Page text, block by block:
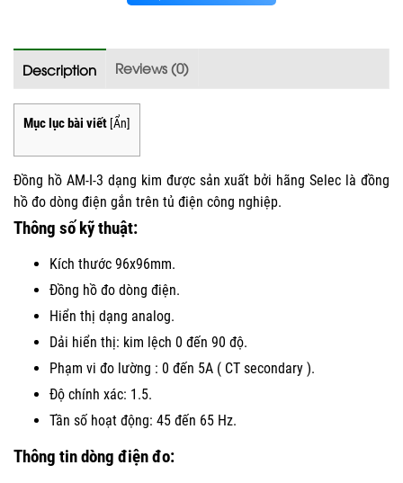
Description Reviews (0)
Mục lục bài viết [Ẩn]
Đồng hồ AM-I-3 dạng kim được sản xuất bởi hãng Selec là đồng
hồ đo dòng điện gắn trên tủ điện công nghiệp.
Thông số kỹ thuật:
Kích thước 96x96mm.
Đồng hồ đo dòng điện.
Hiển thị dạng analog.
Dải hiển thị: kim lệch 0 đến 90 độ.
Phạm vi đo lường : 0 đến 5A ( CT secondary ).
Độ chính xác: 1.5.
Tần số hoạt động: 45 đến 65 Hz.
Thông tin dòng điện đo: